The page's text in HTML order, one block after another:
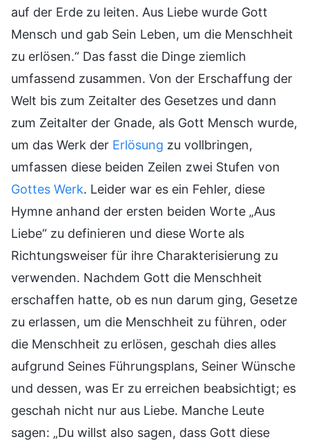
auf der Erde zu leiten. Aus Liebe wurde Gott
Mensch und gab Sein Leben, um die Menschheit
zu erlösen.“ Das fasst die Dinge ziemlich
umfassend zusammen. Von der Erschaffung der
Welt bis zum Zeitalter des Gesetzes und dann
zum Zeitalter der Gnade, als Gott Mensch wurde,
um das Werk der Erlösung zu vollbringen,
umfassen diese beiden Zeilen zwei Stufen von
Gottes Werk. Leider war es ein Fehler, diese
Hymne anhand der ersten beiden Worte „Aus
Liebe“ zu definieren und diese Worte als
Richtungsweiser für ihre Charakterisierung zu
verwenden. Nachdem Gott die Menschheit
erschaffen hatte, ob es nun darum ging, Gesetze
zu erlassen, um die Menschheit zu führen, oder
die Menschheit zu erlösen, geschah dies alles
aufgrund Seines Führungsplans, Seiner Wünsche
und dessen, was Er zu erreichen beabsichtigt; es
geschah nicht nur aus Liebe. Manche Leute
sagen: „Du willst also sagen, dass Gott diese